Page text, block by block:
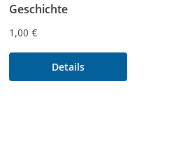
Geschichte
1,00 €
Details